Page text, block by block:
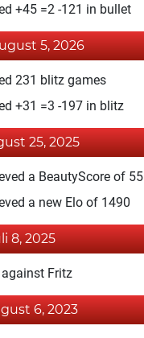
+45 =2 -121 in bullet
5, 2026
231 blitz games
+31 =3 -197 in blitz
25, 2025
a BeautyScore of 55
a new Elo of 1490
8, 2025
Fritz
6, 2023